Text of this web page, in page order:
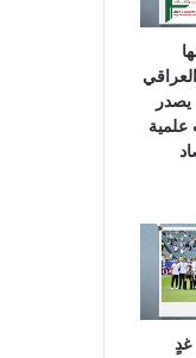
يصدر
علمية